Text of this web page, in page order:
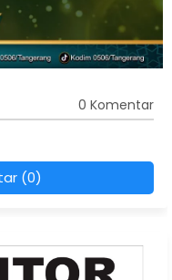
0 Komentar
(0)